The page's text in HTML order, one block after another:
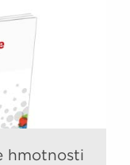
hmotnosti